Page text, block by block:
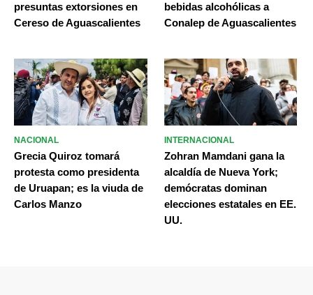
presuntas extorsiones en
Cereso de Aguascalientes
bebidas alcohólicas a
Conalep de Aguascalientes
NACIONAL
Grecia Quiroz tomará
protesta como presidenta
de Uruapan; es la viuda de
Carlos Manzo
INTERNACIONAL
Zohran Mamdani gana la
alcaldía de Nueva York;
demócratas dominan
elecciones estatales en EE.
UU.